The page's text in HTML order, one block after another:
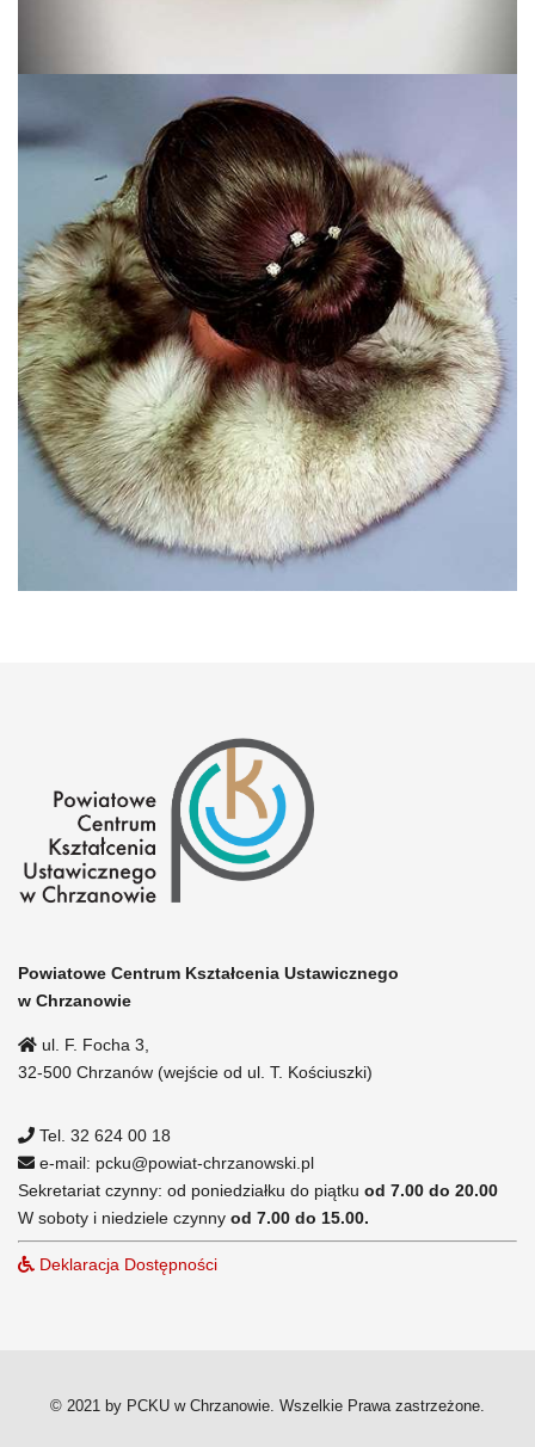
Powiatowe Centrum Kształcenia Ustawicznego
w Chrzanowie
ul. F. Focha 3,
32-500 Chrzanów (wejście od ul. T. Kościuszki)
Tel. 32 624 00 18
e-mail: pcku@powiat-chrzanowski.pl
Sekretariat czynny: od poniedziałku do piątku od 7.00 do 20.00
W soboty i niedziele czynny od 7.00 do 15.00.
Deklaracja Dostępności
© 2021 by PCKU w Chrzanowie. Wszelkie Prawa zastrzeżone.